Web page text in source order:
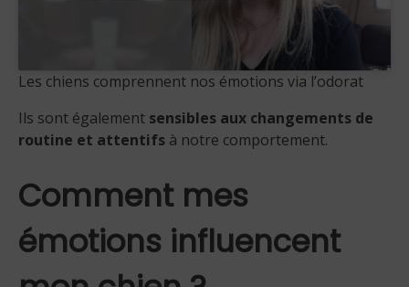
Les chiens comprennent nos émotions via l’odorat
Ils sont également sensibles aux changements de
routine et attentifs à notre comportement.
Comment mes
émotions influencent